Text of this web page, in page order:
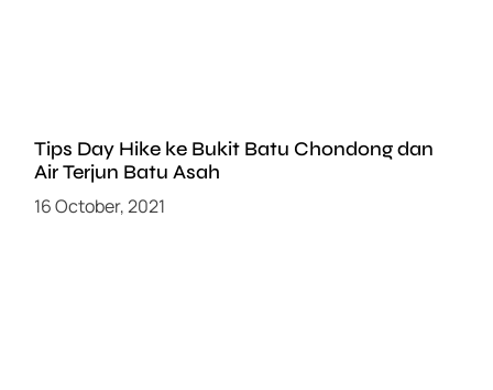
Tips Day Hike ke Bukit Batu Chondong dan
Air Terjun Batu Asah
16 October, 2021